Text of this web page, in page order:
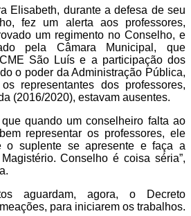
Elisabeth, durante a defesa de seu
fez um alerta aos professores,
um regimento no Conselho, e
pela Câmara Municipal, que
São Luís e a participação dos
o poder da Administração Pública,
representantes dos professores,
(2016/2020), estavam ausentes.
quando um conselheiro falta ao
representar os professores, ele
o suplente se apresente e faça a
Conselho é coisa séria”,
aguardam, agora, o Decreto
para iniciarem os trabalhos.